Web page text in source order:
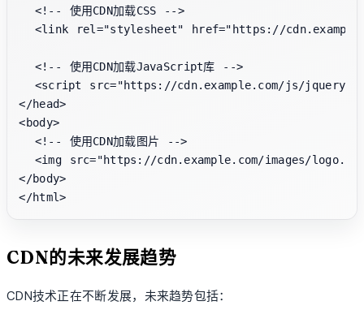
  <!-- 使用CDN加载CSS -->
<link rel="stylesheet" href="https://
  <!-- 使用CDN加载JavaScript库 -->
<script src="https://cdn.example.com/js/
</head>
<body>
  <!-- 使用CDN加载图片 -->
<img src="https://cdn.example.com/images/
</body>
CDN的未来发展趋势
CDN技术正在不断发展，未来趋势包括：